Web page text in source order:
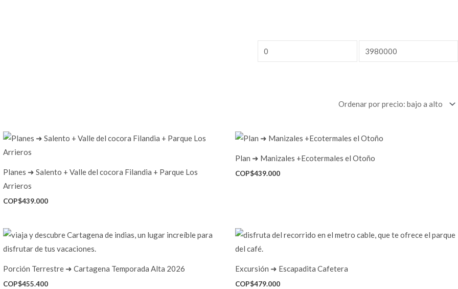
mínimo
máximo
Planes ➜ Salento + Valle del cocora Filandia + Parque Los
Arrieros
COP$439.000
Plan ➜ Manizales +Ecotermales el Otoño
COP$439.000
Porción Terrestre ➜ Cartagena Temporada Alta 2026
COP$455.400
Excursión ➜ Escapadita Cafetera
COP$479.000